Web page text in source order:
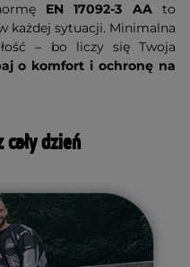
EN 17092-3 AAto
każdej sytuacji. Minimalna
– bo liczy się Twoja
o komfort i ochronę na
dzień